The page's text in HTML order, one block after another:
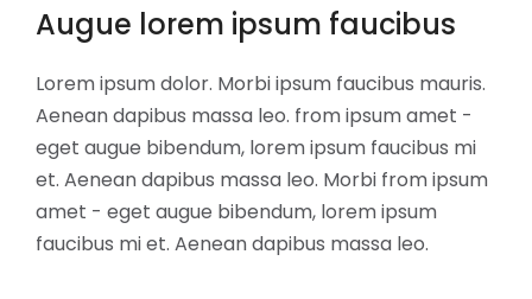
Augue lorem ipsum faucibus
Lorem ipsum dolor. Morbi ipsum faucibus mauris.
Aenean dapibus massa leo. from ipsum amet -
eget augue bibendum, lorem ipsum faucibus mi
et. Aenean dapibus massa leo. Morbi from ipsum
amet - eget augue bibendum, lorem ipsum
faucibus mi et. Aenean dapibus massa leo.